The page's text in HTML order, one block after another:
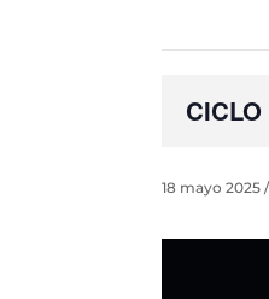
18 mayo 2025